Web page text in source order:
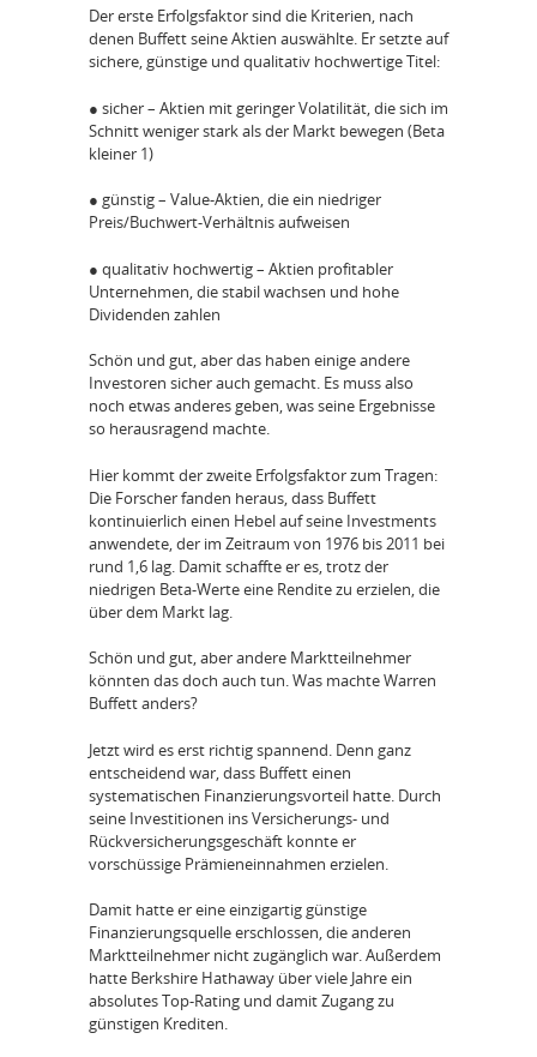
Der erste Erfolgsfaktor sind die Kriterien, nach
denen Buffett seine Aktien auswählte. Er setzte auf
sichere, günstige und qualitativ hochwertige Titel:
● sicher – Aktien mit geringer Volatilität, die sich im
Schnitt weniger stark als der Markt bewegen (Beta
kleiner 1)
● günstig – Value-Aktien, die ein niedriger
Preis/Buchwert-Verhältnis aufweisen
● qualitativ hochwertig – Aktien profitabler
Unternehmen, die stabil wachsen und hohe
Dividenden zahlen
Schön und gut, aber das haben einige andere
Investoren sicher auch gemacht. Es muss also
noch etwas anderes geben, was seine Ergebnisse
so herausragend machte.
Hier kommt der zweite Erfolgsfaktor zum Tragen:
Die Forscher fanden heraus, dass Buffett
kontinuierlich einen Hebel auf seine Investments
anwendete, der im Zeitraum von 1976 bis 2011 bei
rund 1,6 lag. Damit schaffte er es, trotz der
niedrigen Beta-Werte eine Rendite zu erzielen, die
über dem Markt lag.
Schön und gut, aber andere Marktteilnehmer
könnten das doch auch tun. Was machte Warren
Buffett anders?
Jetzt wird es erst richtig spannend. Denn ganz
entscheidend war, dass Buffett einen
systematischen Finanzierungsvorteil hatte. Durch
seine Investitionen ins Versicherungs- und
Rückversicherungsgeschäft konnte er
vorschüssige Prämieneinnahmen erzielen.
Damit hatte er eine einzigartig günstige
Finanzierungsquelle erschlossen, die anderen
Marktteilnehmer nicht zugänglich war. Außerdem
hatte Berkshire Hathaway über viele Jahre ein
absolutes Top-Rating und damit Zugang zu
günstigen Krediten.